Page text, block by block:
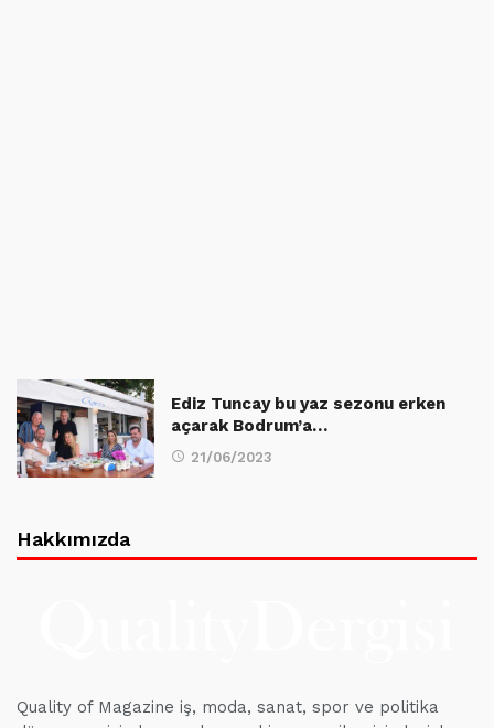
Ediz Tuncay bu yaz sezonu erken
açarak Bodrum’a…
21/06/2023
Hakkımızda
Quality of Magazine iş, moda, sanat, spor ve politika